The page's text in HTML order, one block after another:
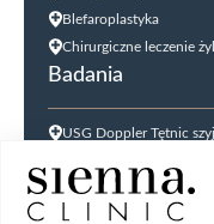
Blefaroplastyka
Chirurgiczne leczenie
Badania
USG Doppler Tętnic
USG jąder
USG tarczycy